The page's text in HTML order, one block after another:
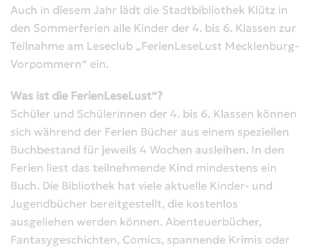
Auch in diesem Jahr lädt die Stadtbibliothek Klütz in
den Sommerferien alle Kinder der 4. bis 6. Klassen zur
Teilnahme am Leseclub „FerienLeseLust Mecklenburg-
Vorpommern“ ein.
Was ist die FerienLeseLust“?
Schüler und Schülerinnen der 4. bis 6. Klassen können
sich während der Ferien Bücher aus einem speziellen
Buchbestand für jeweils 4 Wochen ausleihen. In den
Ferien liest das teilnehmende Kind mindestens ein
Buch. Die Bibliothek hat viele aktuelle Kinder- und
Jugendbücher bereitgestellt, die kostenlos
ausgeliehen werden können. Abenteuerbücher,
Fantasygeschichten, Comics, spannende Krimis oder